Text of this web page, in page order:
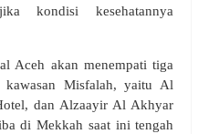
kondisi kesehatannya
Aceh akan menempati tiga
Misfalah, yaitu Al
dan Alzaayir Al Akhyar
di Mekkah saat ini tengah